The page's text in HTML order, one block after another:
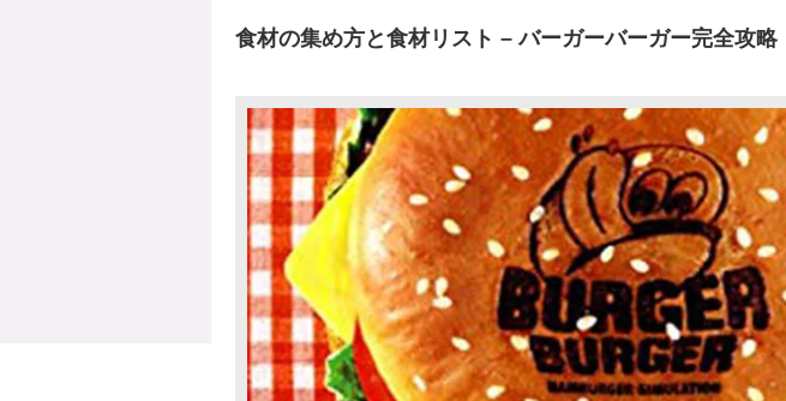
食材の集め方と食材リスト – バーガーバーガー完全攻略